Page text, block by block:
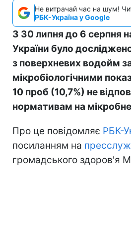
Не витрачай час на шум!
РБК-Україна у Google
З 30 липня до 6 серпня
України було
з поверхневих водойм
мікробіологічними
10 проб (10,7%) не
нормативам на
Про це повідомляє РБК-
посиланням на
громадського здоров'я